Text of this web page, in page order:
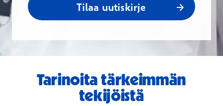
Tilaa uutiskirje
Tarinoita tärkeimmän
tekijöistä